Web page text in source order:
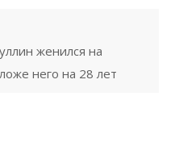
женился на
него на 28 лет